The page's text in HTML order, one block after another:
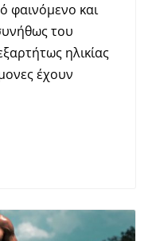
φαινόμενο και
του
ηλικίας
έχουν